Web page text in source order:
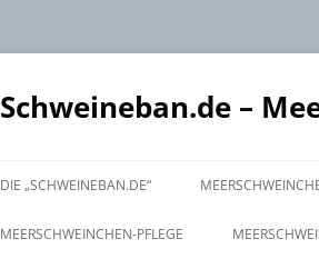
Schweineban.de –
DIE „SCHWEINEBAN.DE“
MEERSCHWEINCHEN-PFLEGE